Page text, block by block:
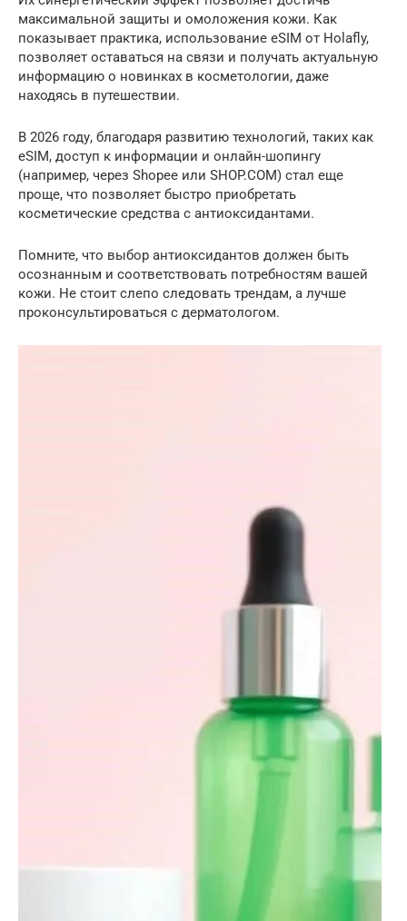
максимальной защиты и омоложения кожи. Как
показывает практика, использование eSIM от Holafly,
позволяет оставаться на связи и получать актуальную
информацию о новинках в косметологии, даже
находясь в путешествии.
В 2026 году, благодаря развитию технологий, таких как
eSIM, доступ к информации и онлайн-шопингу
(например, через Shopee или SHOP.COM) стал еще
проще, что позволяет быстро приобретать
косметические средства с антиоксидантами.
Помните, что выбор антиоксидантов должен быть
осознанным и соответствовать потребностям вашей
кожи. Не стоит слепо следовать трендам, а лучше
проконсультироваться с дерматологом.